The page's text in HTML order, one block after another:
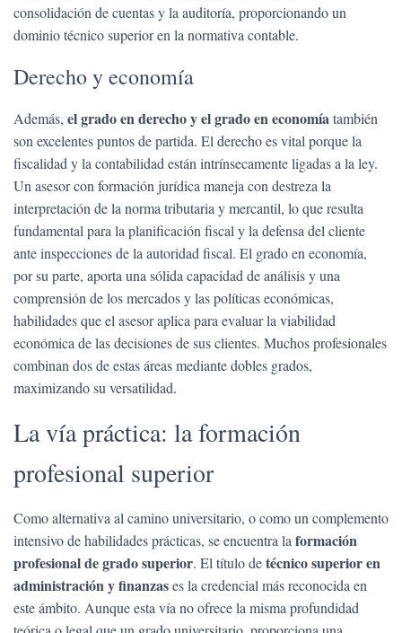
consolidación de cuentas y la auditoría, proporcionando un
dominio técnico superior en la normativa contable.
Derecho y economía
Además, el grado en derecho y el grado en economía también
son excelentes puntos de partida. El derecho es vital porque la
fiscalidad y la contabilidad están intrínsecamente ligadas a la ley.
Un asesor con formación jurídica maneja con destreza la
interpretación de la norma tributaria y mercantil, lo que resulta
fundamental para la planificación fiscal y la defensa del cliente
ante inspecciones de la autoridad fiscal. El grado en economía,
por su parte, aporta una sólida capacidad de análisis y una
comprensión de los mercados y las políticas económicas,
habilidades que el asesor aplica para evaluar la viabilidad
económica de las decisiones de sus clientes. Muchos profesionales
combinan dos de estas áreas mediante dobles grados,
maximizando su versatilidad.
La vía práctica: la formación
profesional superior
Como alternativa al camino universitario, o como un complemento
intensivo de habilidades prácticas, se encuentra la formación
profesional de grado superior. El título detécnico superior en
administración y finanzases la credencial más reconocida en
este ámbito. Aunque esta vía no ofrece la misma profundidad